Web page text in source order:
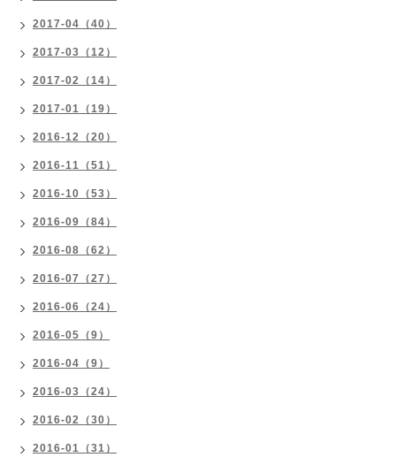
2017-04（40）
2017-03（12）
2017-02（14）
2017-01（19）
2016-12（20）
2016-11（51）
2016-10（53）
2016-09（84）
2016-08（62）
2016-07（27）
2016-06（24）
2016-05（9）
2016-04（9）
2016-03（24）
2016-02（30）
2016-01（31）